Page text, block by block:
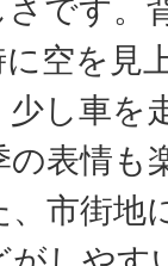
です。
空を見
し車を
表情も
市街地